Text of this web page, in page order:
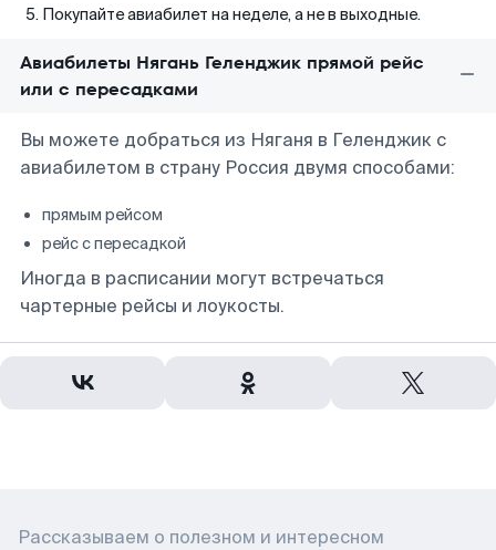
Покупайте авиабилет на неделе, а не в выходные.
Авиабилеты Нягань Геленджик прямой рейс
или с пересадками
Вы можете добраться из Няганя в Геленджик с
авиабилетом в страну Россия двумя способами:
прямым рейсом
рейс с пересадкой
Иногда в расписании могут встречаться
чартерные рейсы и лоукосты.
Рассказываем о полезном и интересном